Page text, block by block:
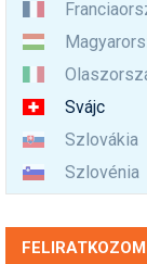
Svájc
Szlovákia
Szlovénia